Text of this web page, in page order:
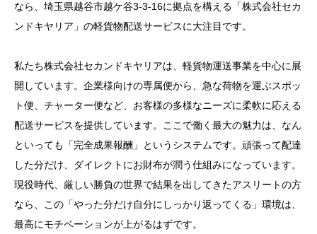
なら、埼玉県越谷市越ケ谷3-3-16に拠点を構える「株式会社セカ
ンドキヤリア」の軽貨物配送サービスに大注目です。
私たち株式会社セカンドキヤリアは、軽貨物運送事業を中心に展
開しています。企業様向けの専属便から、急な荷物を運ぶスポッ
ト便、チャーター便など、お客様の多様なニーズに柔軟に応える
配送サービスを提供しています。ここで働く最大の魅力は、なん
といっても「完全成果報酬」というシステムです。頑張って配達
した分だけ、ダイレクトにお財布が潤う仕組みになっています。
現役時代、厳しい勝負の世界で結果を出してきたアスリートの方
なら、この「やった分だけ自分にしっかり返ってくる」環境は、
最高にモチベーションが上がるはずです。